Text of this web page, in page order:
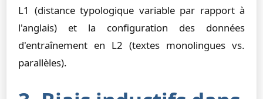
L1 (distance typologique variable par rapport à
l'anglais) et la configuration des données
d'entraînement en L2 (textes monolingues vs.
parallèles).